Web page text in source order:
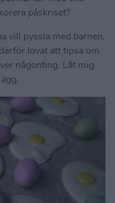
påskriset?
vill pyssla med barnen,
lovat att tipsa om
någonting. Låt mig